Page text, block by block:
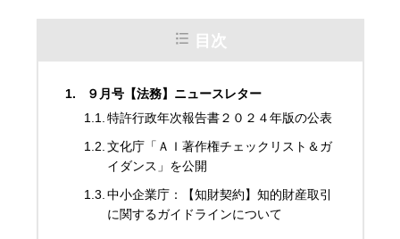
目次
９月号【法務】ニュースレター
特許行政年次報告書２０２４年版の公表
文化庁「ＡＩ著作権チェックリスト＆ガ
イダンス」を公開
中小企業庁：【知財契約】知的財産取引
に関するガイドラインについて